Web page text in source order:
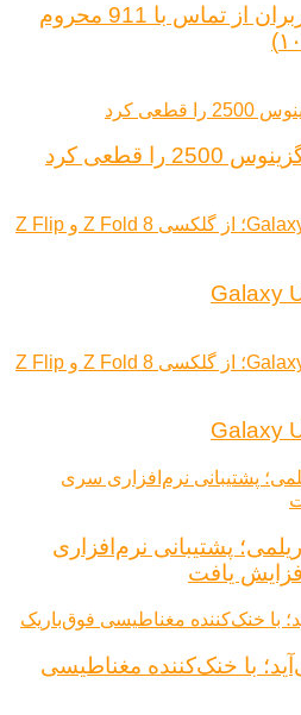
باگ خطرناک پیکسل؛ کاربران از تماس با 911 محروم
قطعی کرد
پشتیبانی نرم‌افزاری
با خنک‌کننده مغناطیسی